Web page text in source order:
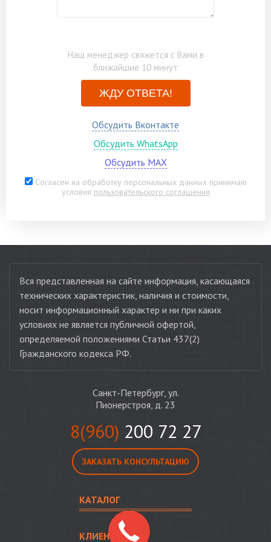
по запросу
строганый материалНаш менеджер свяжется с Вами в
ближайшие 10 минут
ЖДУ ОТВЕТА!
Обсудить Вконтакте
Обсудить WhatsApp
Обсудить MAX
Согласен на обработку персональных данных принимаю
условия пользовательского соглашения
Вся представленная на сайте информация, касающаяся
технических характеристик, наличия и стоимости,
носит информационный характер и ни при каких
условиях не является публичной офертой,
определяемой положениями Статьи 437(2)
Гражданского кодекса РФ.
Санкт-Петербург, ул.
Пионерстроя, д. 23
8(960) 200 72 27
ЗАКАЗАТЬ КОНСУЛЬТАЦИЮ
КАТАЛОГ
КЛИЕНТУ